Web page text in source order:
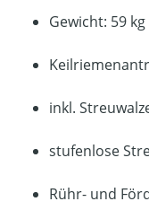
Gewicht: 59 kg
inkl.
stufenlose
Rühr- und